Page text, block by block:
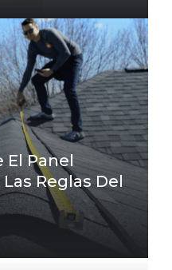
El Panel
Reglas Del